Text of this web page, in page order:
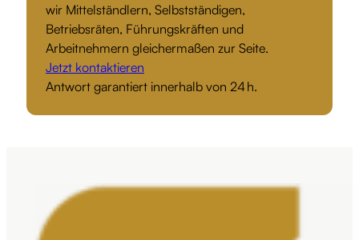
wir Mittelständlern, Selbstständigen,
Betriebsräten, Führungskräften und
Arbeitnehmern gleichermaßen zur Seite.
Jetzt kontaktieren
Antwort garantiert innerhalb von 24 h.